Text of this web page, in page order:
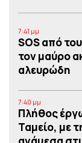
7:41 μμ
SOS από
τον μαύρο
αλευρώδη
7:40 μμ
Πλήθος
Ταμείο, με